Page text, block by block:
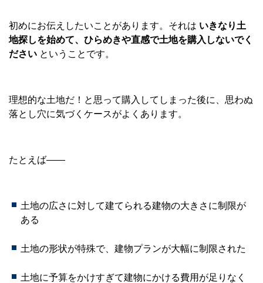
初めにお伝えしたいことがあります。それは いきなり土
地探しを始めて、ひらめきや直感で土地を購入しないでく
ださい ということです。
理想的な土地だ！と思って購入してしまった後に、思わぬ
落とし穴に気づくケースがよくあります。
たとえば――
土地の広さに対して建てられる建物の大きさに制限が
ある
土地の形状が特殊で、建物プランが大幅に制限された
土地に予算をかけすぎて建物にかける費用が足りなく